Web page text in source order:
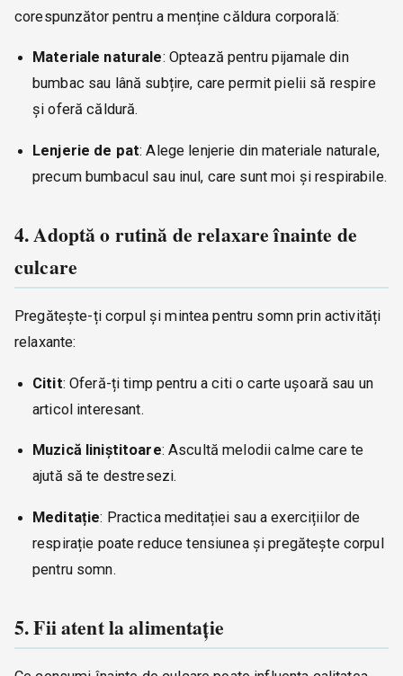
corespunzător pentru a menține căldura corporală:
Materiale naturale: Optează pentru pijamale din
bumbac sau lână subțire, care permit pielii să respire
și oferă căldură.
Lenjerie de pat: Alege lenjerie din materiale naturale,
precum bumbacul sau inul, care sunt moi și respirabile.
4. Adoptă o rutină de relaxare înainte de
culcare
Pregătește-ți corpul și mintea pentru somn prin activități
relaxante:
Citit: Oferă-ți timp pentru a citi o carte ușoară sau un
articol interesant.
Muzică liniștitoare: Ascultă melodii calme care te
ajută să te destresezi.
Meditație: Practica meditației sau a exercițiilor de
respirație poate reduce tensiunea și pregătește corpul
pentru somn.
5. Fii atent la alimentație